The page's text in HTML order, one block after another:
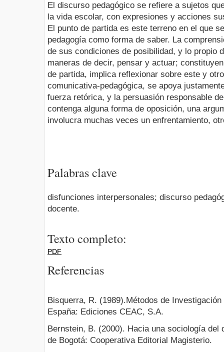
El discurso pedagógico se refiere a sujetos
la vida escolar, con expresiones y acciones
El punto de partida es este terreno en el que
pedagogía como forma de saber. La
de sus condiciones de posibilidad, y lo propio
maneras de decir, pensar y actuar;
de partida, implica reflexionar sobre este y
comunicativa-pedagógica, se apoya
fuerza retórica, y la persuasión responsable
contenga alguna forma de oposición, una
involucra muchas veces un enfrentamiento,
Palabras clave
disfunciones interpersonales; discurso
docente.
Texto completo:
PDF
Referencias
Bisquerra, R. (1989).Métodos de
España: Ediciones CEAC, S.A.
Bernstein, B. (2000). Hacia una sociología del
de Bogotá: Cooperativa Editorial Magisterio.